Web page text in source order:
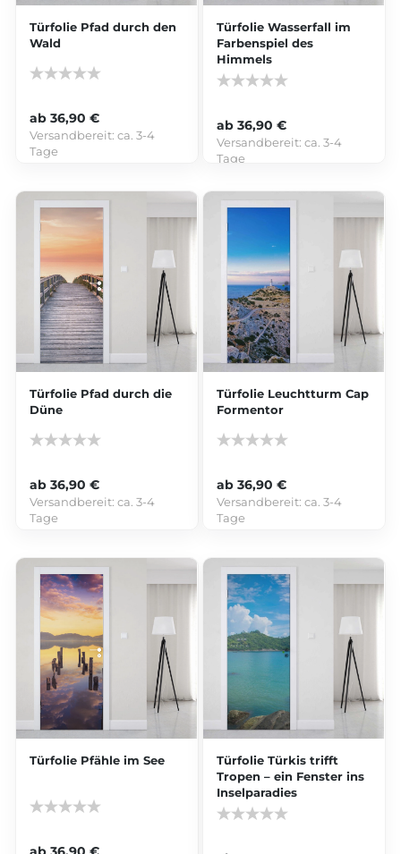
Türfolie Pfad durch den
Wald
ab 36,90 €
Versandbereit:ca. 3-4
Tage
Türfolie Wasserfall im
Farbenspiel des
Himmels
ab 36,90 €
Versandbereit:ca. 3-4
Tage
Türfolie Pfad durch die
Düne
ab 36,90 €
Versandbereit:ca. 3-4
Tage
Türfolie Leuchtturm Cap
Formentor
ab 36,90 €
Versandbereit:ca. 3-4
Tage
Türfolie Pfähle im See
Türfolie Türkis trifft
Tropen – ein Fenster ins
Inselparadies